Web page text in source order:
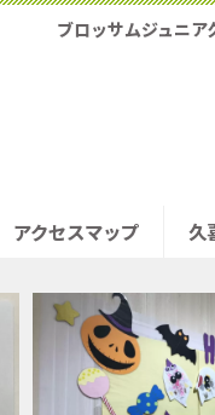
ブロッサムジュニ
アクセスマップ 久